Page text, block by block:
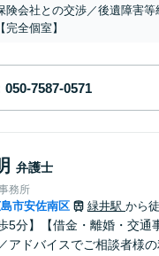
険会社との交渉／後遺障害
全個室】
弁護士
務所
市安佐南区 緑井駅 から
5分】【借金・離婚・交
アドバイスでご相談者様